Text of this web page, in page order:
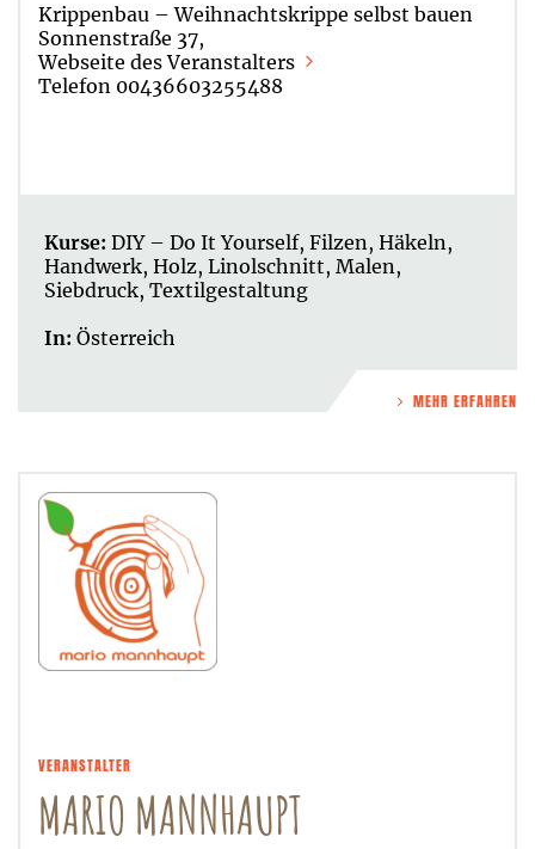
Krippenbau – Weihnachtskrippe selbst bauen
Sonnenstraße 37,
Webseite des Veranstalters
Telefon 00436603255488
Kurse: DIY – Do It Yourself, Filzen, Häkeln,
Handwerk, Holz, Linolschnitt, Malen,
Siebdruck, Textilgestaltung
In: Österreich
MEHR ERFAHREN
VERANSTALTER
MARIO MANNHAUPT